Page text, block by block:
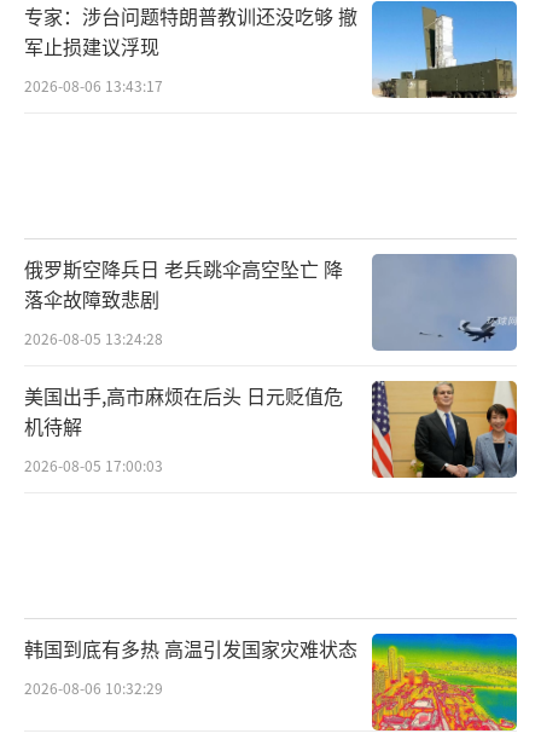
专家：涉台问题特朗普教训还没吃够 撤
军止损建议浮现
2026-08-06 13:43:17
俄罗斯空降兵日 老兵跳伞高空坠亡 降
落伞故障致悲剧
2026-08-05 13:24:28
美国出手,高市麻烦在后头 日元贬值危
机待解
2026-08-05 17:00:03
韩国到底有多热 高温引发国家灾难状态
2026-08-06 10:32:29